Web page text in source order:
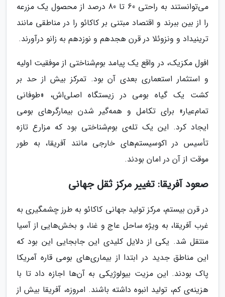
می‌توانستند به راحتی 60 تا 80 درصد از محصول یک مزرعه
را از بین ببرند و اقتصاد مبتنی بر کاکائو را در مناطقی مانند
ترینیداد و ونزوئلا در قرن هجدهم و نوزدهم به زانو درآورند.
افول مکزیک، در واقع یک پیامد بوم‌شناختی از موفقیت اولیه
و استثمار استعماری بعدی آن بود. تمرکز بیش از حد بر
کشت یک گیاه بومی در زیستگاه اصلی‌اش، «طوفانی
تمام‌عیار» برای تکامل و همه‌گیر شدن بیمارگرهای بومی
ایجاد کرد. این یک تله‌ی بوم‌شناختی بود که مزارع تازه
تأسیس در اکوسیستم‌های خارجی مانند آفریقا، به طور
موقت از آن در امان بودند.
صعود آفریقا: تغییر مرکز ثقل جهانی
در قرن بیستم، مرکز تولید جهانی کاکائو به طرز چشمگیری به
غرب آفریقا، به ویژه ساحل عاج و غنا، و بخش‌هایی از آسیا
منتقل شد. یکی از دلایل کلیدی این جابجایی این بود که
این مناطق جدید در ابتدا از بیماری‌های بومی قاره آمریکا
پاک بودند. این مزیت بیولوژیکی به آن‌ها اجازه داد تا با
هزینه‌ی کم، تولید انبوه داشته باشند. امروزه، آفریقا بیش از